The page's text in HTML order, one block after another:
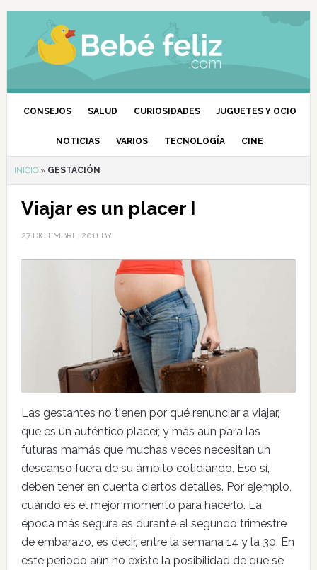
CONSEJOS SALUD CURIOSIDADES JUGUETES Y OCIO
NOTICIAS VARIOS TECNOLOGÍA CINE
INICIO» GESTACIÓN
Viajar es un placer I
27 DICIEMBRE, 2011BY
Las gestantes no tienen por qué renunciar a viajar,
que es un auténtico placer, y más aún para las
futuras mamás que muchas veces necesitan un
descanso fuera de su ámbito cotidiando. Eso sí,
deben tener en cuenta ciertos detalles. Por ejemplo,
cuándo es el mejor momento para hacerlo. La
época más segura es durante el segundo trimestre
de embarazo, es decir, entre la semana 14 y la 30. En
este periodo aún no existe la posibilidad de que se